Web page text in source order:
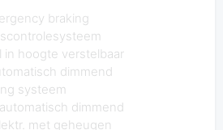
braking
in hoogte verstelbaar
dimmend
systeem
dimmend
met geheugen